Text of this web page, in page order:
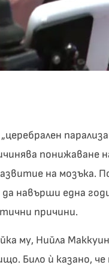
понижаване
на мозъка.
навърши една
причини.
му, Нийла
Било ù казано,